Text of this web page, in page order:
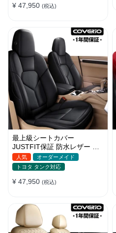
¥ 47,950 (税込)
最上級シートカバー
JUSTFIT保証 防水レザー オ
ーダーメイド 通気性 おしゃ
れ 全席セット
人気
オーダーメイド
トヨタ タンク対応
¥ 47,950 (税込)